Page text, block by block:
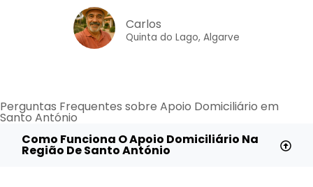
Carlos
Quinta do Lago, Algarve
Perguntas Frequentes sobre Apoio Domiciliário em
Santo António
Como Funciona O Apoio Domiciliário Na
Região De Santo António